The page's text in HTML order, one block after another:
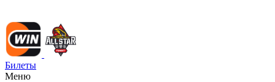
Билеты
Меню